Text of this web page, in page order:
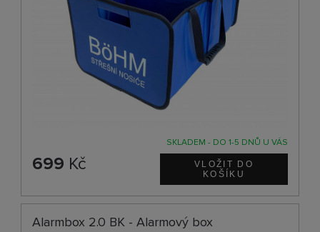
SKLADEM - DO 1-5 DNŮ U VÁS
699 Kč
Alarmbox 2.0 BK - Alarmový box